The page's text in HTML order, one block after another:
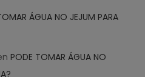
ÁGUA NO JEJUM PARA
PODE TOMAR ÁGUA NO